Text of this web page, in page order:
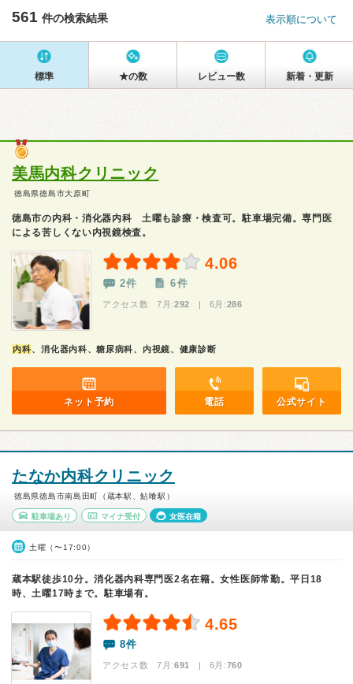
561 件の検索結果 表示順について
標準 ★の数 レビュー数 新着・更新
美馬内科クリニック
徳島県徳島市大原町
徳島市の内科・消化器内科 土曜も診療・検査可。駐車場完備。専門医
による苦しくない内視鏡検査。
4.06
2件 6件
アクセス数 7月:292 | 6月:286
内科、消化器内科、糖尿病科、内視鏡、健康診断
ネット予約 電話 公式サイト
たなか内科クリニック
徳島県徳島市南島田町（蔵本駅、鮎喰駅）
駐車場あり マイナ受付 女医在籍
土曜（〜17:00）
蔵本駅徒歩10分。消化器内科専門医2名在籍。女性医師常勤。平日18
時、土曜17時まで。駐車場有。
4.65
8件
アクセス数 7月:691 | 6月:760